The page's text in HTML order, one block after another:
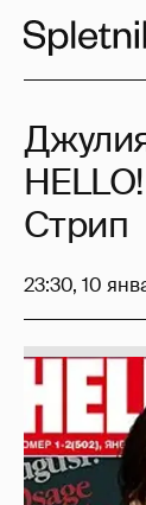
Стрип
23:30, 10